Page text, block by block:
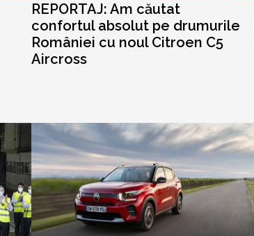
REPORTAJ: Am căutat
confortul absolut pe drumurile
României cu noul Citroen C5
Aircross